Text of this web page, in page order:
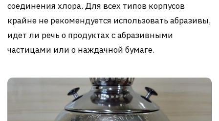
соединения хлора. Для всех типов корпусов
крайне не рекомендуется использовать абразивы,
идет ли речь о продуктах с абразивными
частицами или о наждачной бумаге.